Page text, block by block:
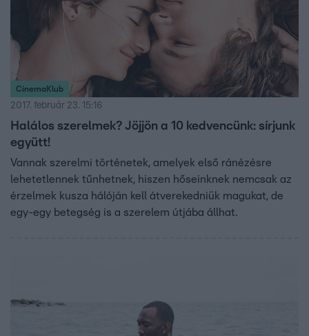
CinemaKlub
2017. február 23. 15:16
Halálos szerelmek? Jöjjön a 10 kedvencünk: sírjunk
együtt!
Vannak szerelmi történetek, amelyek első ránézésre
lehetetlennek tűnhetnek, hiszen hőseinknek nemcsak az
érzelmek kusza hálóján kell átverekedniük magukat, de
egy-egy betegség is a szerelem útjába állhat.